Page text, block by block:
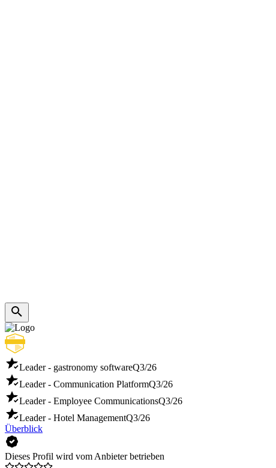
Leader - gastronomy softwareQ3/26
Leader - Communication PlatformQ3/26
Leader - Employee CommunicationsQ3/26
Leader - Hotel ManagementQ3/26
Überblick
Dieses Profil wird vom Anbieter betrieben